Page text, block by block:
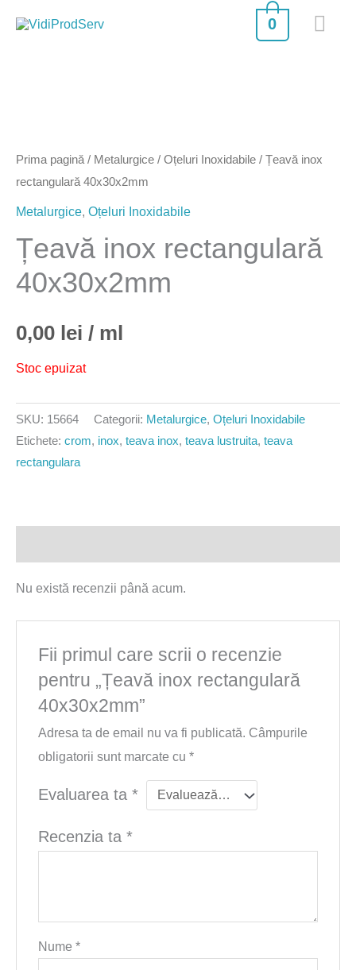
0
Prima pagină / Metalurgice / Oțeluri Inoxidabile / Țeavă inox
rectangulară 40x30x2mm
Metalurgice, Oțeluri Inoxidabile
Țeavă inox rectangulară
40x30x2mm
0,00 lei / ml
Stoc epuizat
SKU: 15664 Categorii: Metalurgice, Oțeluri Inoxidabile
Etichete: crom, inox, teava inox, teava lustruita, teava
rectangulara
Nu există recenzii până acum.
Fii primul care scrii o recenzie
pentru „Țeavă inox rectangulară
40x30x2mm”
Adresa ta de email nu va fi publicată. Câmpurile
obligatorii sunt marcate cu*
Evaluarea ta*
Recenzia ta*
Nume*